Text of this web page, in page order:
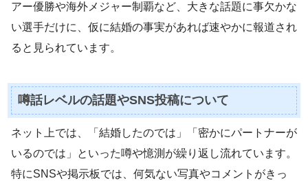
アー優勝や海外メジャー制覇など、大きな話題に事欠かな
い選手だけに、仮に結婚の事実があれば速やかに報道され
ると見られています。
噂話レベルの話題やSNS投稿について
ネット上では、「結婚したのでは」「密かにパートナーが
いるのでは」といった噂や憶測が繰り返し流れています。
特にSNSや掲示板では、何気ない写真やコメントがきっ